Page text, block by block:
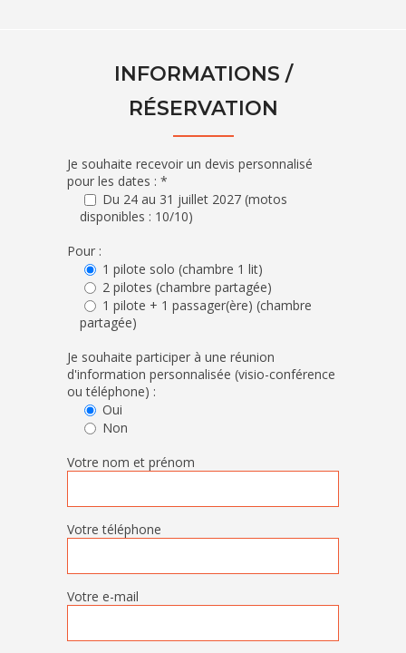
INFORMATIONS /
RÉSERVATION
Je souhaite recevoir un devis personnalisé
pour les dates : *
Du 24 au 31 juillet 2027 (motos
disponibles : 10/10)
Pour :
1 pilote solo (chambre 1 lit)
2 pilotes (chambre partagée)
1 pilote + 1 passager(ère) (chambre
partagée)
Je souhaite participer à une réunion
d'information personnalisée (visio-conférence
ou téléphone) :
Oui
Non
Votre nom et prénom
Votre téléphone
Votre e-mail